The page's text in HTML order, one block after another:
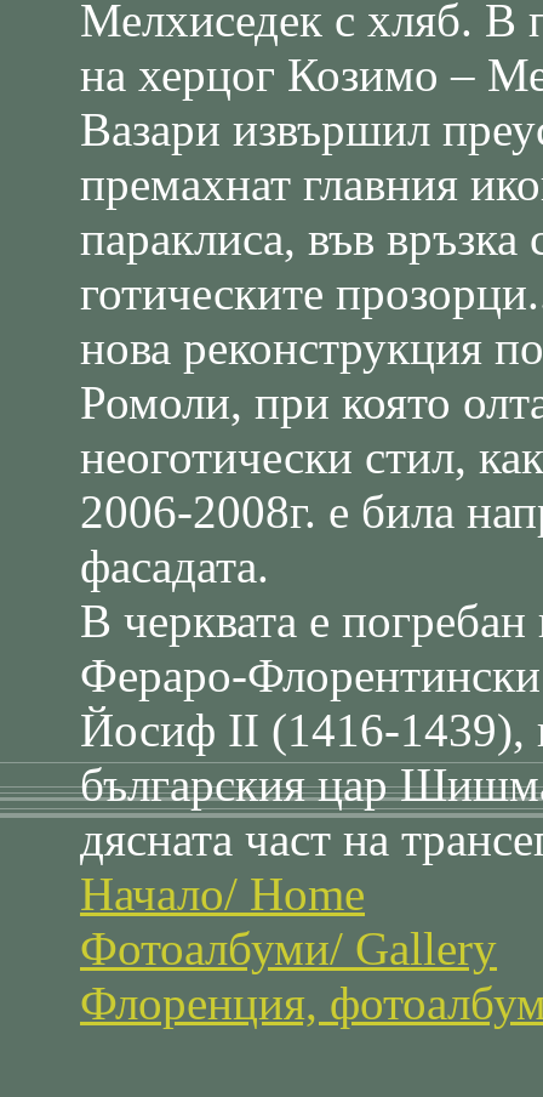
Мелхиседек с хляб. В
на херцог Козимо –
Вазари извършил
премахнат главния
параклиса, във
готическите
нова реконструкция
Ромоли, при която
неоготически стил,
2006-2008г. е била
фасадата.
В черквата е
Фераро-
Йосиф ІІ (1416-1439),
българския цар
дясната част на
Начало/ Home
Фотоалбуми/ Gallery
Флоренция,